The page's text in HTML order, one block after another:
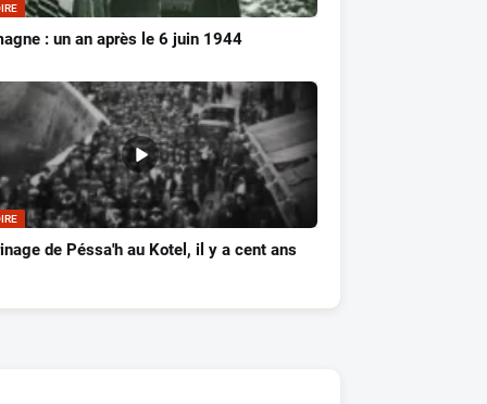
: un an après le 6 juin 1944
de Péssa'h au Kotel, il y a cent ans